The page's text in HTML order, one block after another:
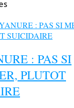
: PAS SI
PLUTOT